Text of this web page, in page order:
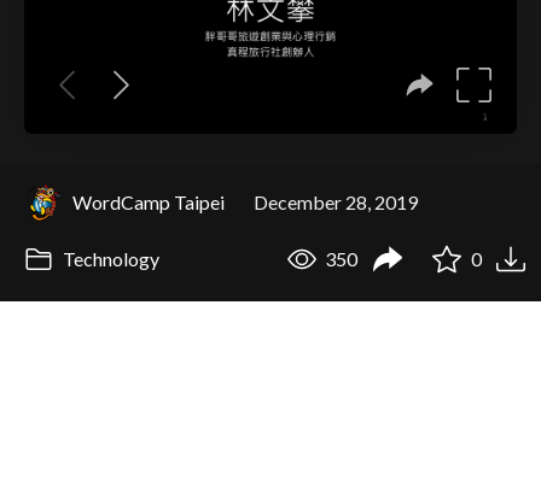
WordCamp Taipei December 28, 2019
Technology 350 0